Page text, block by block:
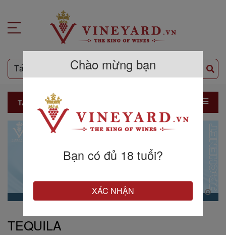
TẤT CẢ SẢN PHẨM
TEQUILA
Chào mừng bạn
Bạn có đủ 18 tuổi?
XÁC NHẬN